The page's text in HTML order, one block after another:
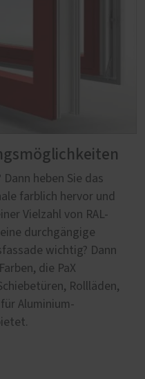
heben Sie das
farblich hervor und
Vielzahl von RAL-
durchgängige
wichtig? Dann
die PaX
Rollläden,
Aluminium-